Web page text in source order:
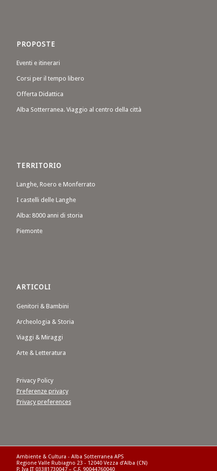
PROPOSTE
Eventi e itinerari
Corsi per il tempo libero
Offerta Didattica
Alba Sotterranea. Viaggio al centro della città
TERRITORIO
Langhe, Roero e Monferrato
I castelli delle Langhe
Alba: 8000 anni di storia
Piemonte
ARTICOLI
Genitori & Bambini
Archeologia & Storia
Viaggi & Miraggi
Arte & Letteratura
Privacy Policy
Preferenze privacy
Privacy preferences
Ambiente & Cultura - Alba Sotterranea APS
Regione Valle Rubiagno 23 - 12040 Vezza d’Alba (CN)
P. Iva IT 03381730047 – C.F. 90044760040